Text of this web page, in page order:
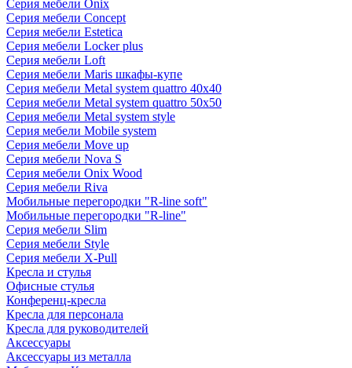
Серия мебели Onix
Серия мебели Concept
Серия мебели Estetica
Серия мебели Locker plus
Серия мебели Loft
Серия мебели Maris шкафы-купе
Серия мебели Metal system quattro 40x40
Серия мебели Metal system quattro 50x50
Серия мебели Metal system style
Серия мебели Mobile system
Серия мебели Move up
Серия мебели Nova S
Серия мебели Onix Wood
Серия мебели Riva
Мобильные перегородки "R-line soft"
Мобильные перегородки "R-line"
Серия мебели Slim
Серия мебели Style
Серия мебели X-Pull
Кресла и стулья
Офисные стулья
Конференц-кресла
Кресла для персонала
Кресла для руководителей
Аксессуары
Аксессуары из металла